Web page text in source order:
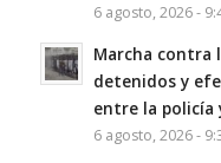
6 agosto, 2026 -
Marcha contra
detenidos y
entre la policía
6 agosto, 2026 -